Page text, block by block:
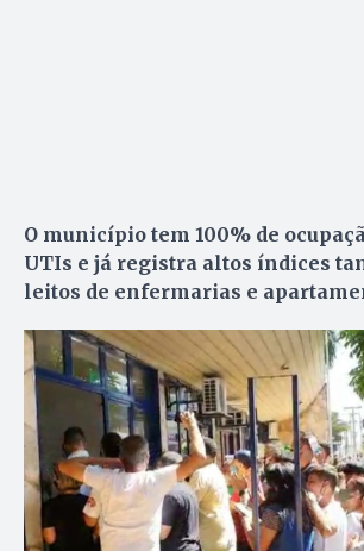
O município tem 100% de
UTIs e já registra altos índices
leitos de enfermarias e